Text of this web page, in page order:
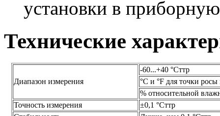
установки в
Технические
Диапазон измерения
-60...+40 °Cттр
°C и °F для точки
% относительной
Точность измерения
±0,1 °Cттр